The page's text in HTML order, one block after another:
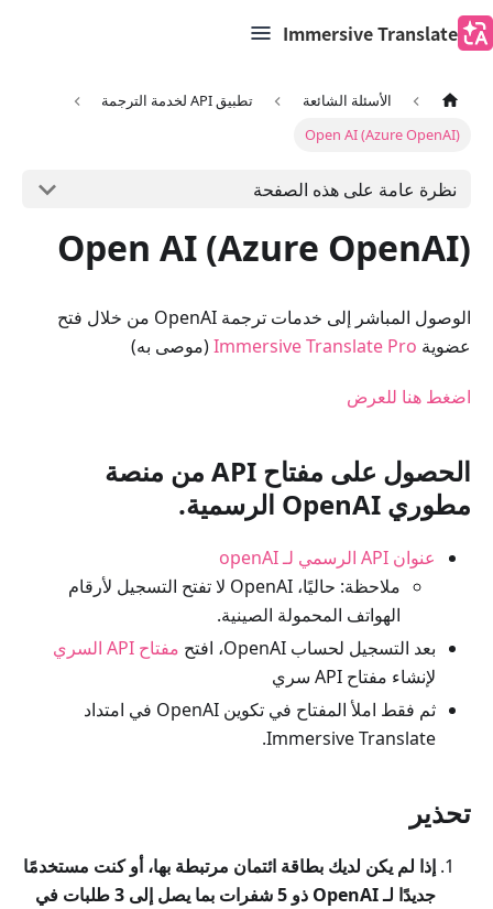
Immersive Translate
الأسئلة الشائعة
تطبيق API لخدمة الترجمة
Open AI (Azure OpenAI)
نظرة عامة على هذه الصفحة
Open AI (Azure OpenAI)
الوصول المباشر إلى خدمات ترجمة OpenAI من خلال فتح
عضوية Immersive Translate Pro(موصى به)
اضغط هنا للعرض
الحصول على مفتاح API من منصة
مطوري OpenAI الرسمية.
عنوان API الرسمي لـ openAI
ملاحظة: حاليًا، OpenAI لا تفتح التسجيل لأرقام
الهواتف المحمولة الصينية.
بعد التسجيل لحساب OpenAI، افتح
مفتاح API السري
لإنشاء مفتاح API سري
ثم فقط املأ المفتاح في تكوين OpenAI في امتداد
Immersive Translate.
تحذير
إذا لم يكن لديك بطاقة ائتمان مرتبطة بها، أو كنت مستخدمًا
جديدًا لـ OpenAI ذو 5 شفرات بما يصل إلى 3 طلبات في